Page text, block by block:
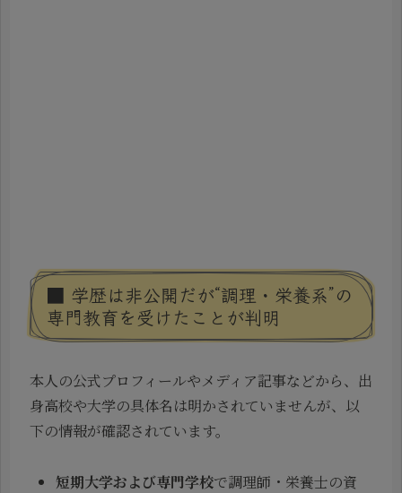
■ 学歴は非公開だが“調理・栄養系”の
専門教育を受けたことが判明
本人の公式プロフィールやメディア記事などから、出
身高校や大学の具体名は明かされていませんが、以
下の情報が確認されています。
短期大学および専門学校で調理師・栄養士の資